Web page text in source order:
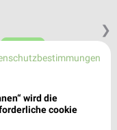
❯
wird die
cookie